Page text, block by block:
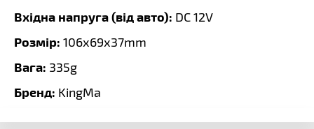
Вхідна напруга (від авто): DC 12V
Розмір: 106х69х37mm
Вага: 335g
Бренд: KingMa